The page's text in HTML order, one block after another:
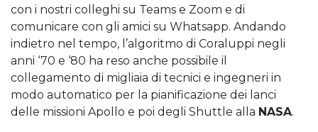
con i nostri colleghi su Teams e Zoom e di
comunicare con gli amici su Whatsapp. Andando
indietro nel tempo, l’algoritmo di Coraluppi negli
anni ‘70 e ‘80 ha reso anche possibile il
collegamento di migliaia di tecnici e ingegneri in
modo automatico per la pianificazione dei lanci
delle missioni Apollo e poi degli Shuttle alla NASA.